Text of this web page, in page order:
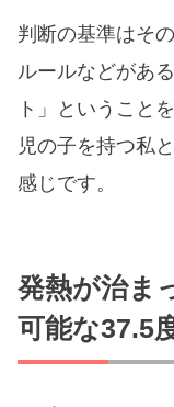
判断の基準はそ
ルールなどがあ
ト」ということ
児の子を持つ私
感じです。
発熱が治ま
可能な37.5